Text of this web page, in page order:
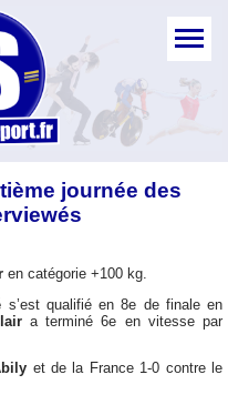
journée des
en catégorie +100 kg.
s’est qualifié en 8e de finale en
a terminé 6e en vitesse par
et de la France 1-0 contre le